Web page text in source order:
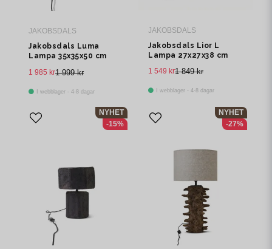
JAKOBSDALS
Jakobsdals Luma
Lampa 35x35x50 cm
1 999 kr
1 985 kr
I webblager - 4-8 dagar
JAKOBSDALS
Jakobsdals Lior L
Lampa 27x27x38 cm
1 849 kr
1 549 kr
I webblager - 4-8 dagar
NYHET
-15%
NYHET
-27%